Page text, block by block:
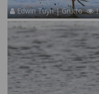
Edwin Tuyn | Grutto